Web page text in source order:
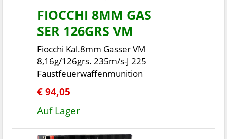
FIOCCHI 8MM GAS
SER 126GRS VM
Fiocchi Kal.8mm Gasser VM
8,16g/126grs. 235m/s-J 225
Faustfeuerwaffenmunition
€ 94,05
Auf Lager